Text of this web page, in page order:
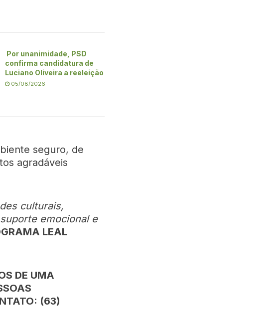
Por unanimidade, PSD
confirma candidatura de
Luciano Oliveira a reeleição
05/08/2026
seguro, de
agradáveis
culturais,
emocional e
LEAL
DE UMA
(63)